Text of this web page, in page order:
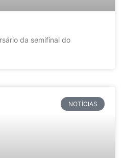
da semifinal do
NOTÍCIAS